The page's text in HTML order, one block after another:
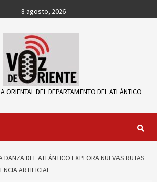
8 agosto, 2026
ORIENTAL DEL DEPARTAMENTO DEL ATLÁNTICO
DANZA DEL ATLÁNTICO EXPLORA NUEVAS RUTAS
ARTIFICIAL